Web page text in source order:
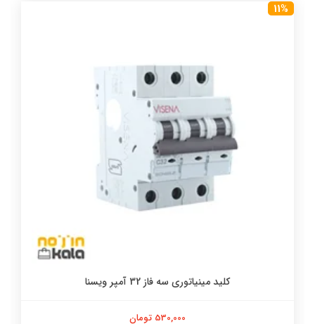
11%
کلید مینیاتوری سه فاز 32 آمپر ویسنا
530,000 تومان